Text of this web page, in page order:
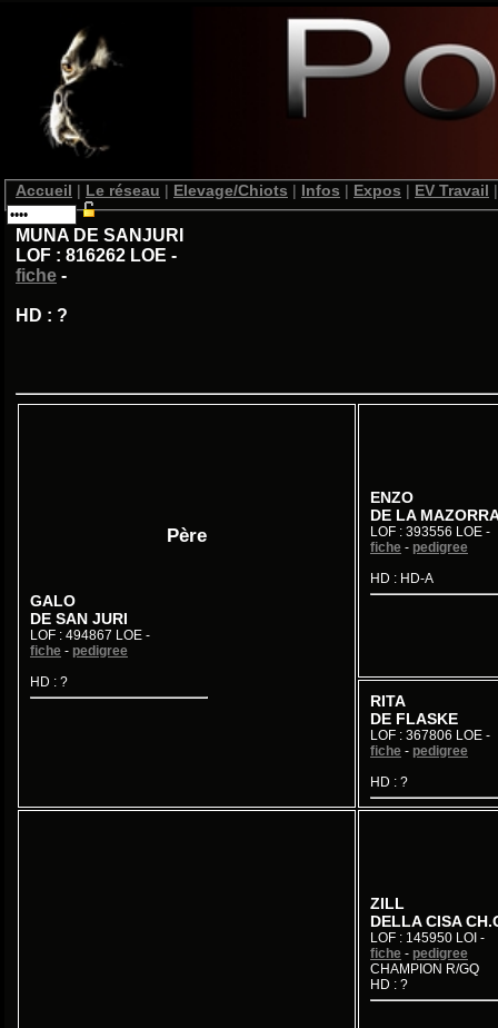
Accueil | Le réseau | Elevage/Chiots | Infos | Expos | EV Travail |
MUNA DE SANJURI
LOF : 816262 LOE -
fiche -
HD : ?
Père
GALO
DE SAN JURI
LOF : 494867 LOE -
fiche - pedigree
HD : ?
ENZO
DE LA
LOF : 393556 LOE -
fiche - pedigree
HD : HD-A
RITA
DE FLASKE
LOF : 367806 LOE -
fiche - pedigree
HD : ?
ZILL
DELLA CISA
LOF : 145950 LOI -
fiche - pedigree
CHAMPION R/GQ
HD : ?